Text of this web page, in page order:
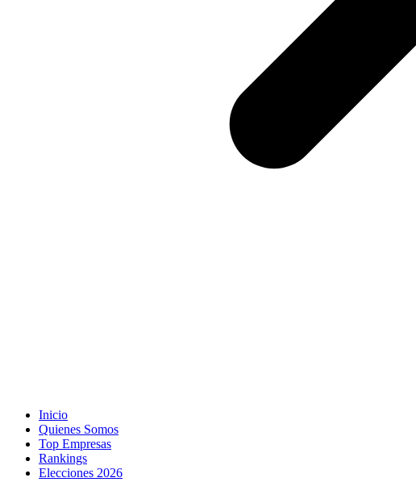
Inicio
Quienes Somos
Top Empresas
Rankings
Elecciones 2026